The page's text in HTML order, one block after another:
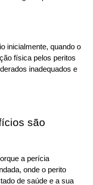
inicialmente, quando o
física pelos peritos
inadequados e
são
a perícia
onde o perito
de saúde e a sua